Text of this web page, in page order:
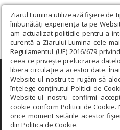
Ziarul Lumina utilizează fişiere de
îmbunătăți experiența ta pe
am actualizat politicile pentru a
curentă a Ziarului Lumina cele
Regulamentul (UE) 2016/679
ceea ce privește prelucrarea
libera circulație a acestor date.
Website-ul nostru te rugăm să
înțelege conținutul Politicii de
Website-ul nostru confirmi
cookie conform Politicii de
orice moment setările acestor
din Politica de Cookie.